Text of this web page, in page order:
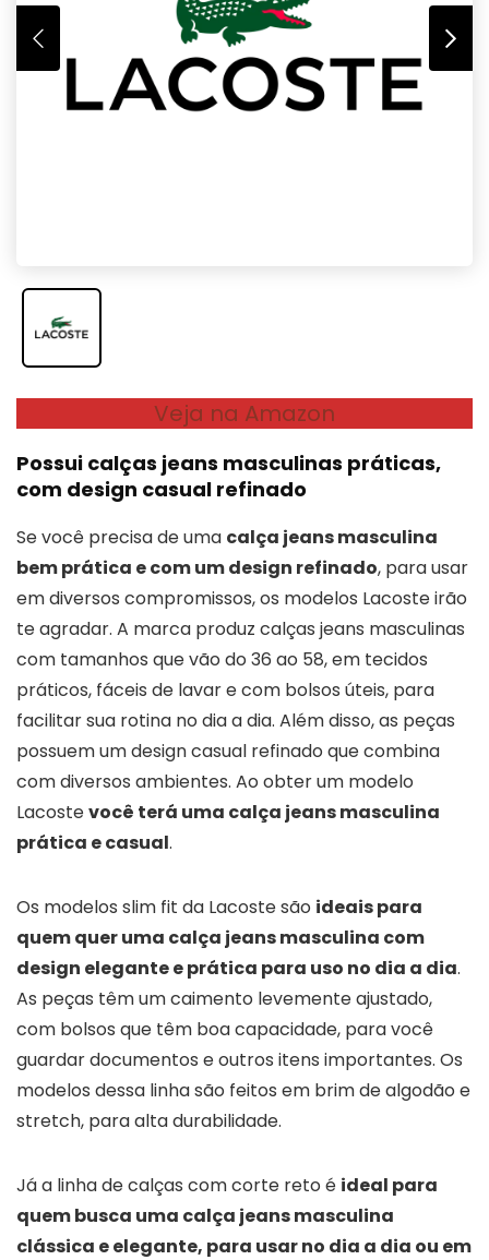
Veja na Amazon
Possui calças jeans masculinas práticas,
com design casual refinado
Se você precisa de uma calça jeans masculina
bem prática e com um design refinado, para usar
em diversos compromissos, os modelos Lacoste irão
te agradar. A marca produz calças jeans masculinas
com tamanhos que vão do 36 ao 58, em tecidos
práticos, fáceis de lavar e com bolsos úteis, para
facilitar sua rotina no dia a dia. Além disso, as peças
possuem um design casual refinado que combina
com diversos ambientes. Ao obter um modelo
Lacostevocê terá uma calça jeans masculina
prática e casual.
Os modelos slim fit da Lacoste são ideais para
quem quer uma calça jeans masculina com
design elegante e prática para uso no dia a dia.
As peças têm um caimento levemente ajustado,
com bolsos que têm boa capacidade, para você
guardar documentos e outros itens importantes. Os
modelos dessa linha são feitos em brim de algodão e
stretch, para alta durabilidade.
Já a linha de calças com corte reto é ideal para
quem busca uma calça jeans masculina
clássica e elegante, para usar no dia a dia ou em